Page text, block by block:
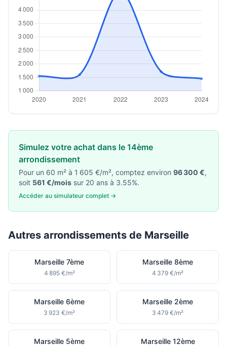
Simulez votre achat dans le 14ème
arrondissement
Pour un 60 m² à 1 605 €/m², comptez environ 96 300 €,
soit 561 €/mois sur 20 ans à 3.55%.
Accéder au simulateur complet →
Autres arrondissements de Marseille
Marseille 7ème
4 895 €/m²
Marseille 8ème
4 379 €/m²
Marseille 6ème
3 923 €/m²
Marseille 2ème
3 479 €/m²
Marseille 5ème Marseille 12ème